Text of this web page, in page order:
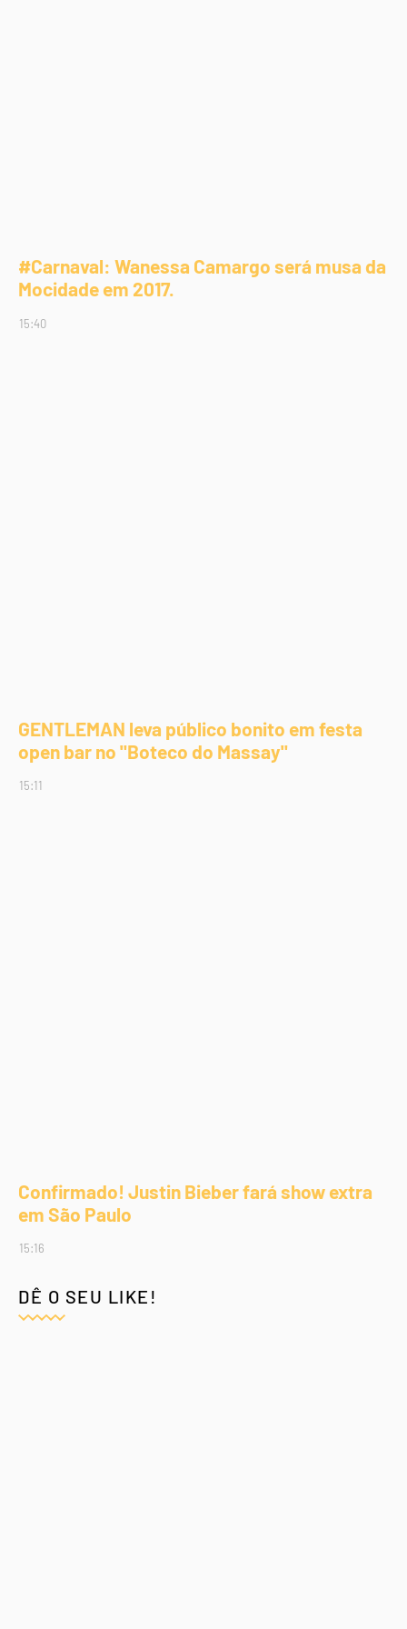
#Carnaval: Wanessa Camargo será musa da
Mocidade em 2017.
15:40
GENTLEMAN leva público bonito em festa
open bar no "Boteco do Massay"
15:11
Confirmado! Justin Bieber fará show extra
em São Paulo
15:16
DÊ O SEU LIKE!